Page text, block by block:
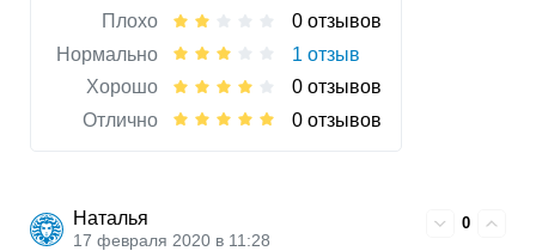
Плохо
0 отзывов
Нормально
1 отзыв
Хорошо
0 отзывов
Отлично
0 отзывов
Наталья
17 февраля 2020 в 11:28
0